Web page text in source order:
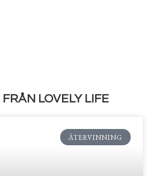
LOVELY LIFE
ÅTERVINNING